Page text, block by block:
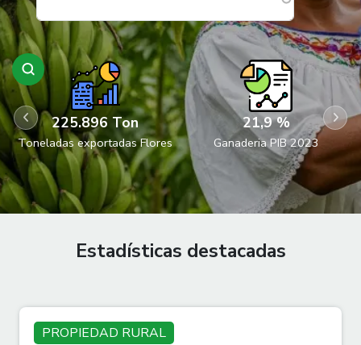
225.896 Ton
Toneladas exportadas Flores
21,9 %
Ganaderia PIB 2023
Estadísticas destacadas
PROPIEDAD RURAL